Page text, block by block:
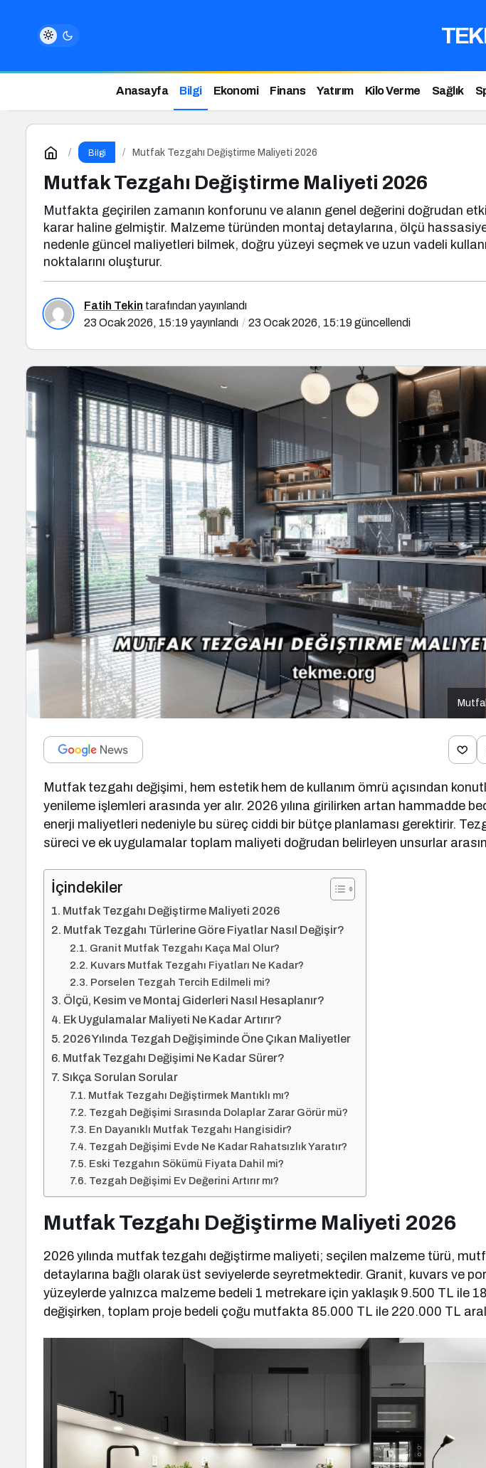
Anasayfa Bilgi Ekonomi Finans Yatırım Kilo Verme Sağlık
Bilgi Mutfak Tezgahı Değiştirme Maliyeti 2026
Mutfak Tezgahı Değiştirme Maliyeti 2026
Mutfakta geçirilen zamanın konforunu ve alanın genel değerini doğrudan
karar haline gelmiştir. Malzeme türünden montaj detaylarına, ölçü
nedenle güncel maliyetleri bilmek, doğru yüzeyi seçmek ve uzun vadeli
noktalarını oluşturur.
Fatih Tekin tarafından yayınlandı
23 Ocak 2026, 15:19yayınlandı 23 Ocak 2026, 15:19güncellendi
Mutfak tezgahı değişimi, hem estetik hem de kullanım ömrü açısından
yenileme işlemleri arasında yer alır. 2026 yılına girilirken artan hammadde
enerji maliyetleri nedeniyle bu süreç ciddi bir bütçe planlaması gerektirir.
süreci ve ek uygulamalar toplam maliyeti doğrudan belirleyen unsurlar
İçindekiler
Mutfak Tezgahı Değiştirme Maliyeti 2026
Mutfak Tezgahı Türlerine Göre Fiyatlar Nasıl Değişir?
Granit Mutfak Tezgahı Kaça Mal Olur?
Kuvars Mutfak Tezgahı Fiyatları Ne Kadar?
Porselen Tezgah Tercih Edilmeli mi?
Ölçü, Kesim ve Montaj Giderleri Nasıl Hesaplanır?
Ek Uygulamalar Maliyeti Ne Kadar Artırır?
2026 Yılında Tezgah Değişiminde Öne Çıkan Maliyetler
Mutfak Tezgahı Değişimi Ne Kadar Sürer?
Sıkça Sorulan Sorular
Mutfak Tezgahı Değiştirmek Mantıklı mı?
Tezgah Değişimi Sırasında Dolaplar Zarar Görür mü?
En Dayanıklı Mutfak Tezgahı Hangisidir?
Tezgah Değişimi Evde Ne Kadar Rahatsızlık Yaratır?
Eski Tezgahın Sökümü Fiyata Dahil mi?
Tezgah Değişimi Ev Değerini Artırır mı?
Mutfak Tezgahı Değiştirme Maliyeti 2026
2026 yılında mutfak tezgahı değiştirme maliyeti; seçilen malzeme türü,
detaylarına bağlı olarak üst seviyelerde seyretmektedir. Granit, kuvars ve
yüzeylerde yalnızca malzeme bedeli 1 metrekare için yaklaşık 9.500 TL ile
değişirken, toplam proje bedeli çoğu mutfakta 85.000 TL ile 220.000 TL